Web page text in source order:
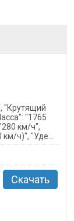
"Крутящий
"1765
км/ч",
ч)", "Уде...
Скачать